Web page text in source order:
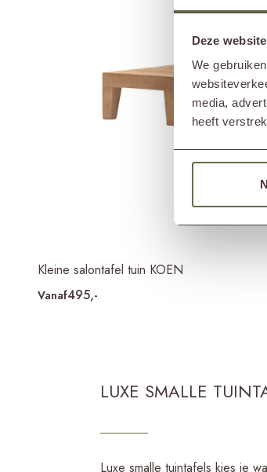
Deze
We
media,
heeft
Kleine salontafel tuin KOEN
Vanaf495,-
LUXE SMALLE
Luxe smalle tuintafels kies je